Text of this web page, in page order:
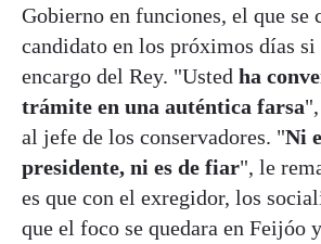
Gobierno en funciones, el que se
candidato en los próximos días si
encargo del Rey. "Usted ha
trámite en una auténtica farsa
al jefe de los conservadores. "Ni
presidente, ni es de fiar", le
es que con el exregidor, los
que el foco se quedara en Feijóo